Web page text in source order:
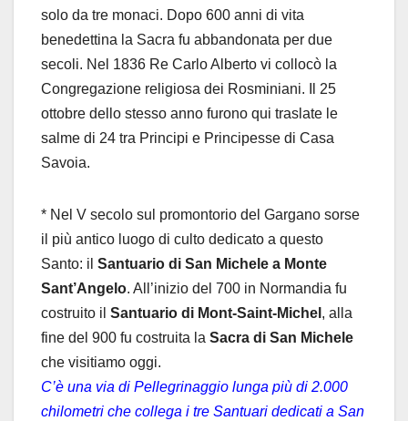
solo da tre monaci. Dopo 600 anni di vita
benedettina la Sacra fu abbandonata per due
secoli. Nel 1836 Re Carlo Alberto vi collocò la
Congregazione religiosa dei Rosminiani.
Il 25
ottobre dello stesso anno furono qui traslate le
salme di 24 tra Principi e Principesse di Casa
Savoia.
* Nel V secolo sul promontorio del Gargano sorse
il più antico luogo di culto dedicato a questo
Santo: il Santuario di San Michele a Monte
Sant’Angelo. All’inizio del 700 in Normandia fu
costruito il Santuario di Mont-Saint-Michel , alla
fine del 900 fu costruita la Sacra di San Michele
che visitiamo oggi.
C’è una via di Pellegrinaggio lunga più di 2.000
chilometri che collega i tre Santuari dedicati a San